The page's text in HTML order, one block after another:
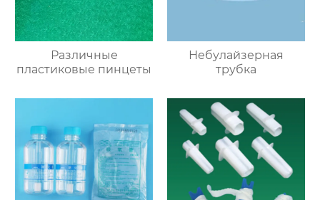
Различные
пластиковые пинцеты
Небулайзерная
трубка